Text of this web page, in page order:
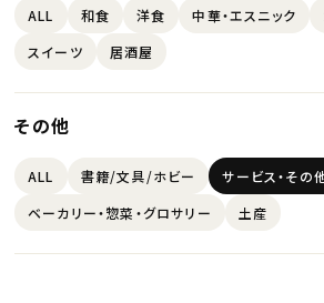
ALL 和食 洋食 中華・エスニック
スイーツ
居酒屋
その他
ALL 書籍/文具/ホビー
サービス・その
ベーカリー・惣菜・グロサリー
土産